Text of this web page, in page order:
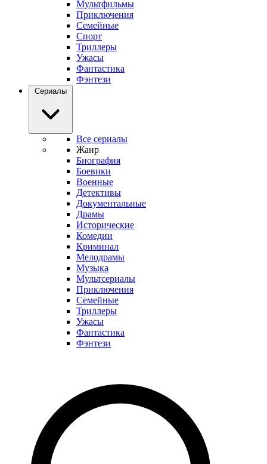
Мультфильмы
Приключения
Семейные
Спорт
Триллеры
Ужасы
Фантастика
Фэнтези
Сериалы
Все сериалы
Жанр
Биография
Боевики
Военные
Детективы
Документальные
Драмы
Исторические
Комедии
Криминал
Мелодрамы
Музыка
Мультсериалы
Приключения
Семейные
Триллеры
Ужасы
Фантастика
Фэнтези